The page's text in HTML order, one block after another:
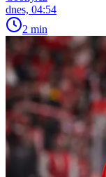
dnes, 04:54
2 min